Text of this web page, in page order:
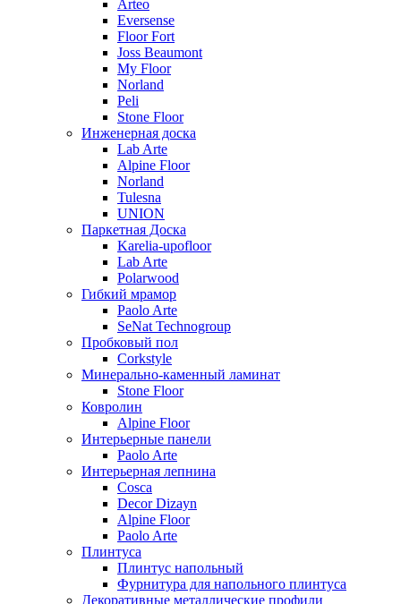
Arteo
Eversense
Floor Fort
Joss Beaumont
My Floor
Norland
Peli
Stone Floor
Инженерная доска
Lab Arte
Alpine Floor
Norland
Tulesna
UNION
Паркетная Доска
Karelia-upofloor
Lab Arte
Polarwood
Гибкий мрамор
Paolo Arte
SeNat Technogroup
Пробковый пол
Corkstyle
Минерально-каменный ламинат
Stone Floor
Ковролин
Alpine Floor
Интерьерные панели
Paolo Arte
Интерьерная лепнина
Cosca
Decor Dizayn
Alpine Floor
Paolo Arte
Плинтуса
Плинтус напольный
Фурнитура для напольного плинтуса
Декоративные металлические профили